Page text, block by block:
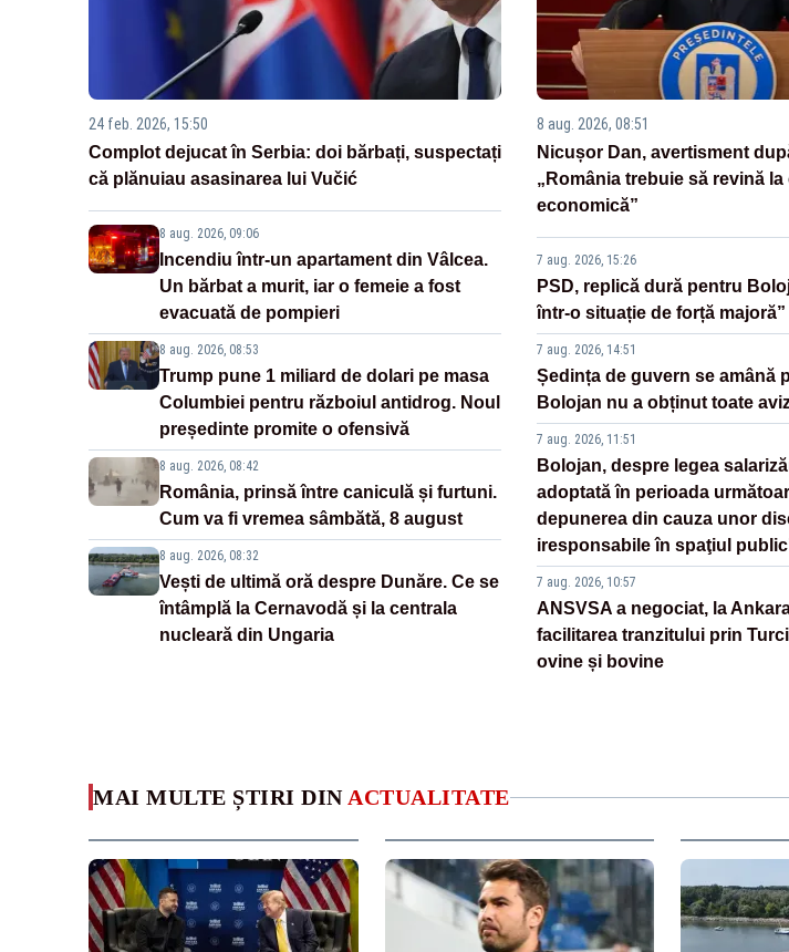
24 feb. 2026, 15:50
Complot dejucat în Serbia: doi bărbați, suspectați
că plănuiau asasinarea lui Vučić
8 aug. 2026, 09:06
Incendiu într-un apartament din Vâlcea.
Un bărbat a murit, iar o femeie a fost
evacuată de pompieri
8 aug. 2026, 08:53
Trump pune 1 miliard de dolari pe masa
Columbiei pentru războiul antidrog. Noul
președinte promite o ofensivă
8 aug. 2026, 08:42
România, prinsă între caniculă și furtuni.
Cum va fi vremea sâmbătă, 8 august
8 aug. 2026, 08:32
Vești de ultimă oră despre Dunăre. Ce se
întâmplă la Cernavodă și la centrala
nucleară din Ungaria
8 aug. 2026, 08:51
Nicușor Dan, avertisment
„România trebuie să revină la
economică”
7 aug. 2026, 15:26
PSD, replică dură pentru
într-o situație de forță majoră”
7 aug. 2026, 14:51
Ședința de guvern se amână
Bolojan nu a obținut toate
7 aug. 2026, 11:51
Bolojan, despre legea
adoptată în perioada
depunerea din cauza unor
iresponsabile în spaţiul
7 aug. 2026, 10:57
ANSVSA a negociat, la
facilitarea tranzitului prin
ovine și bovine
MAI MULTE ȘTIRI DIN ACTUALITATE